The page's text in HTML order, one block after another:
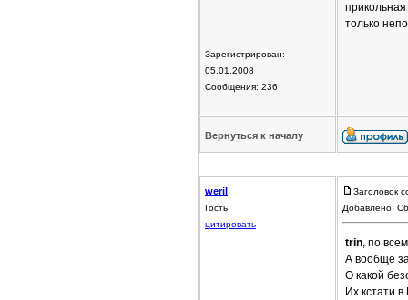
Зарегистрирован:
05.01.2008
Сообщения: 236
только
Вернуться к началу
weril
Гость
цитировать
Заголовок
Добавлено:
trin, по
А вообще
О какой
Их кстати